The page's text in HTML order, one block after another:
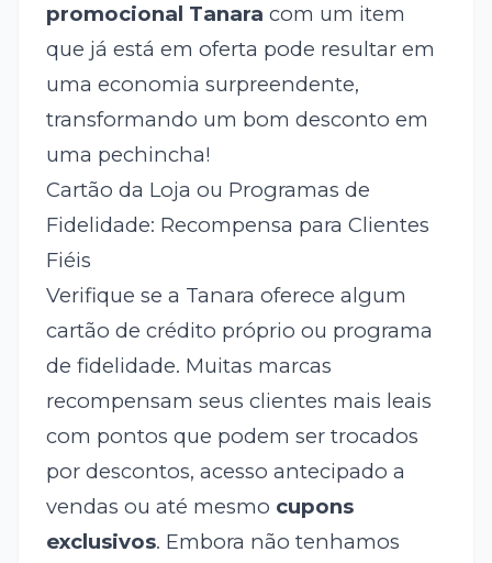
promocional Tanara com um item
que já está em oferta pode resultar em
uma economia surpreendente,
transformando um bom desconto em
uma pechincha!
Cartão da Loja ou Programas de
Fidelidade: Recompensa para Clientes
Fiéis
Verifique se a Tanara oferece algum
cartão de crédito próprio ou programa
de fidelidade. Muitas marcas
recompensam seus clientes mais leais
com pontos que podem ser trocados
por descontos, acesso antecipado a
vendas ou até mesmo cupons
exclusivos. Embora não tenhamos